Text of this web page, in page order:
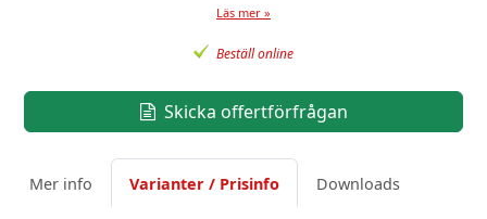
Läs mer »
Beställ online
Skicka offertförfrågan
Mer info Varianter / Prisinfo Downloads